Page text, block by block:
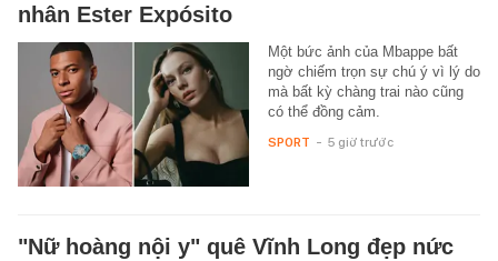
nhân Ester Expósito
Một bức ảnh của Mbappe bất
ngờ chiếm trọn sự chú ý vì lý do
mà bất kỳ chàng trai nào cũng
có thể đồng cảm.
SPORT - 5 giờ trước
"Nữ hoàng nội y" quê Vĩnh Long đẹp nức